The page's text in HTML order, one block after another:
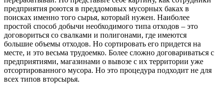
предприятия роются в преддомовых мусорных баках в
поисках именно того сырья, который нужен. Наиболее
простой способ добычи необходимого типа отходов – это
договориться со свалками и полигонами, где имеются
большие объемы отходов. Но сортировать его придется на
месте, и это весьма трудоемко. Более сложно договариваться с
предприятиями, магазинами о вывозе с их территории уже
отсортированного мусора. Но это процедура подходит не для
всех типов вторсырья.